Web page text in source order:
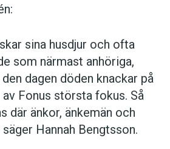
sina husdjur och ofta
som närmast anhöriga,
dagen döden knackar på
Fonus största fokus. Så
där änkor, änkemän och
säger Hannah Bengtsson.